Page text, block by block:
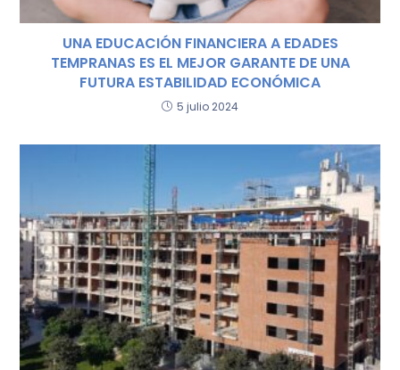
UNA EDUCACIÓN FINANCIERA A EDADES
TEMPRANAS ES EL MEJOR GARANTE DE UNA
FUTURA ESTABILIDAD ECONÓMICA
5 julio 2024